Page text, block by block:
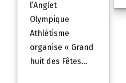
l’Anglet
Olympique
Athlétisme
organise « Grand
huit des Fêtes...